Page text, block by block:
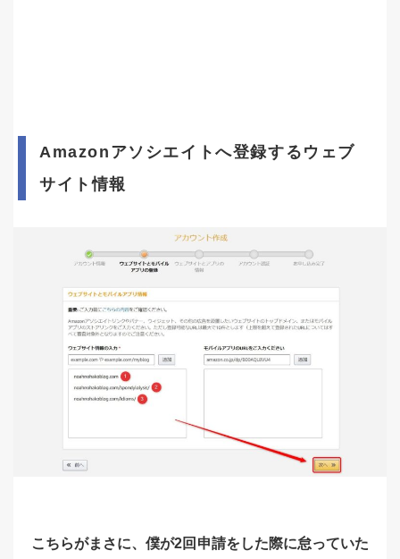
Amazonアソシエイトへ登録するウェブ
サイト情報
こちらがまさに、僕が2回申請をした際に怠っていた